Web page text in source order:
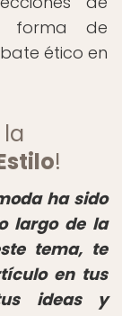
forma de
ético en
!
ha sido
largo de la
tema, te
en tus
ideas y